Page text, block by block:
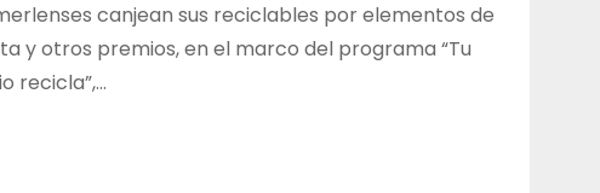
canjean sus reciclables por elementos de
y otros premios, en el marco del programa “Tu
recicla”,…